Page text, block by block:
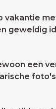
vakantie
geweldig
een